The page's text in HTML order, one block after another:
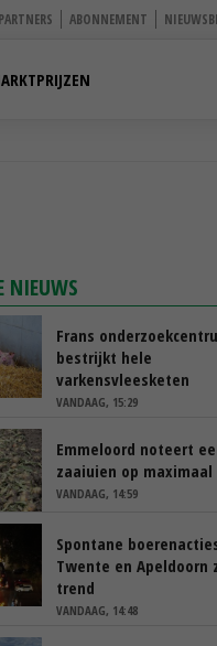
ABONNEMENT
NIEUWS
Frans
bestrijkt hele
varkensvleesketen
VANDAAG, 15:29
Emmeloord noteert
zaaiuien op maximaal
VANDAAG, 14:59
Spontane
Twente en Apeldoorn
trend
VANDAAG, 14:48